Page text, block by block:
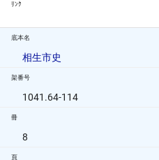
ﾘﾝｸ
底本名
相生市史
架番号
1041.64-114
冊
8
頁